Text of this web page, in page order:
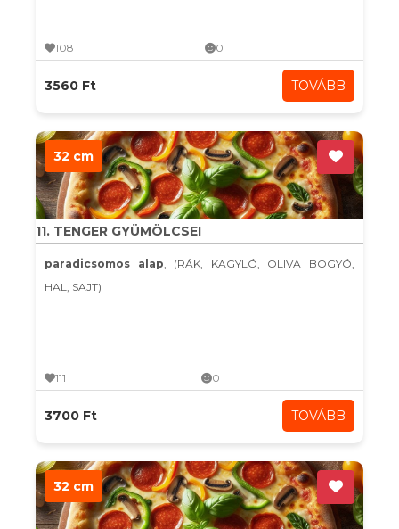
108 0
3560 Ft TOVÁBB
32 cm
11. TENGER GYÜMÖLCSEI
paradicsomos alap, (RÁK, KAGYLÓ, OLIVA BOGYÓ,
HAL, SAJT)
111 0
3700 Ft TOVÁBB
32 cm